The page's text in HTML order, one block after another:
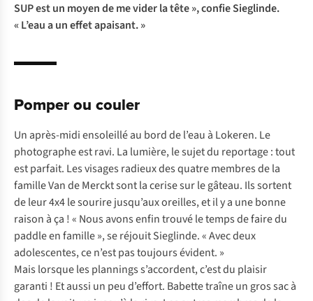
SUP est un moyen de me vider la tête », confie Sieglinde.
« L’eau a un effet apaisant. »
Pomper ou couler
Un après-midi ensoleillé au bord de l’eau à Lokeren. Le
photographe est ravi. La lumière, le sujet du reportage : tout
est parfait. Les visages radieux des quatre membres de la
famille Van de Merckt sont la cerise sur le gâteau. Ils sortent
de leur 4x4 le sourire jusqu’aux oreilles, et il y a une bonne
raison à ça ! « Nous avons enfin trouvé le temps de faire du
paddle en famille », se réjouit Sieglinde. « Avec deux
adolescentes, ce n’est pas toujours évident. »
Mais lorsque les plannings s’accordent, c’est du plaisir
garanti ! Et aussi un peu d’effort. Babette traîne un gros sac à